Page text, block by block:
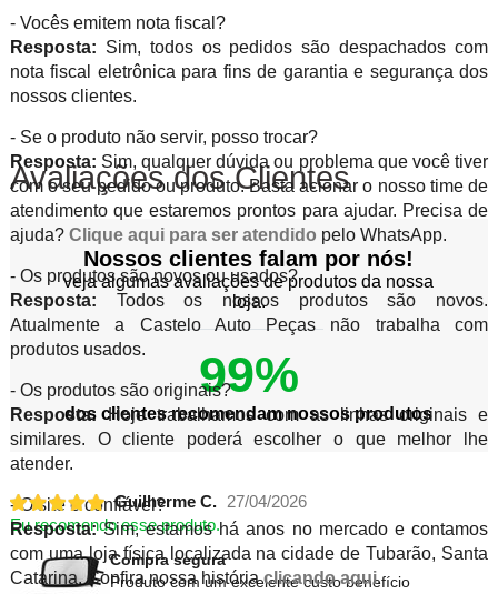
- Vocês emitem nota fiscal?
Resposta: Sim, todos os pedidos são despachados com
nota fiscal eletrônica para fins de garantia e segurança dos
nossos clientes.
- Se o produto não servir, posso trocar?
Resposta: Sim, qualquer dúvida ou problema que você tiver
com o seu pedido ou produto. Basta acionar o nosso time de
atendimento que estaremos prontos para ajudar. Precisa de
ajuda? Clique aqui para ser atendido pelo WhatsApp.
- Os produtos são novos ou usados?
Resposta: Todos os nossos produtos são novos.
Atualmente a Castelo Auto Peças não trabalha com
produtos usados.
- Os produtos são originais?
Resposta:Hoje trabalhamos com as linhas originais e
similares. O cliente poderá escolher o que melhor lhe
atender.
- O site é confiável?
Resposta:Sim, estamos há anos no mercado e contamos
com uma loja física localizada na cidade de Tubarão, Santa
Catarina. Confira nossa históriaclicando aqui.
Avaliações dos Clientes
Nossos clientes falam por nós!
veja algumas avaliações de produtos da nossa
loja.
99%
dos clientes recomendam nossos produtos
Guilherme C.
27/04/2026
Eu recomendo esse produto.
Compra segura
Produto com um excelente custo benefício